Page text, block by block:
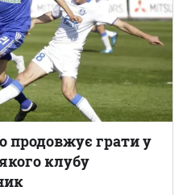
продовжує грати у
клубу